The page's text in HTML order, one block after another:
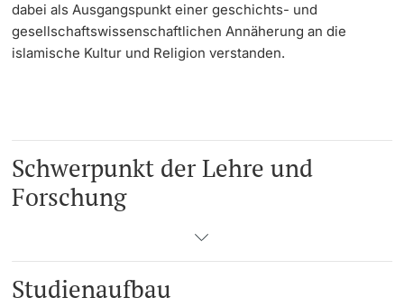
dabei als Ausgangspunkt einer geschichts- und
gesellschaftswissenschaftlichen Annäherung an die
islamische Kultur und Religion verstanden.
Schwerpunkt der Lehre und
Forschung
Studienaufbau